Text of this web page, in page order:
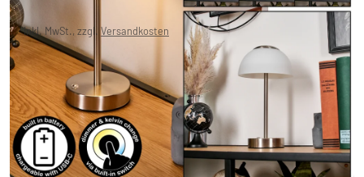
Sie sparen 49,99 €
inkl. MwSt., zzgl. Versandkosten
In den Warenkorb
Versandkostenfrei ab 50 € Bestellwert
versandfertig innerhalb von 2-4 Werktagen